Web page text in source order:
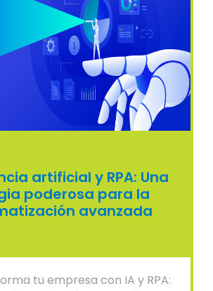
artificial y RPA: Una
poderosa para la
avanzada
tu empresa con IA y RPA: